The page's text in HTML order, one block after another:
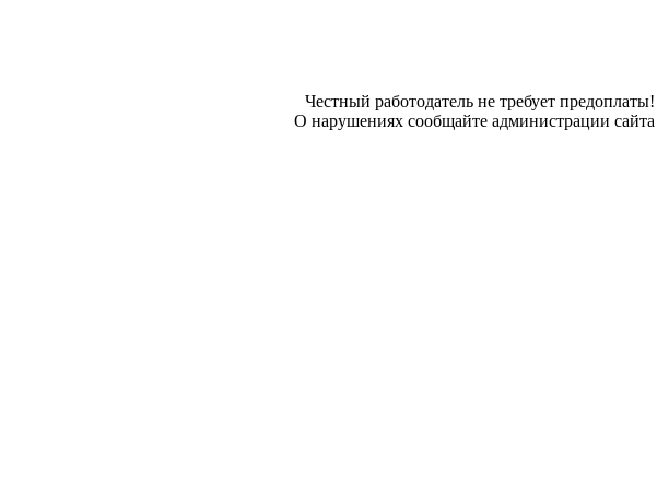
Честный работодатель не требует предоплаты!
О нарушениях сообщайте администрации сайта